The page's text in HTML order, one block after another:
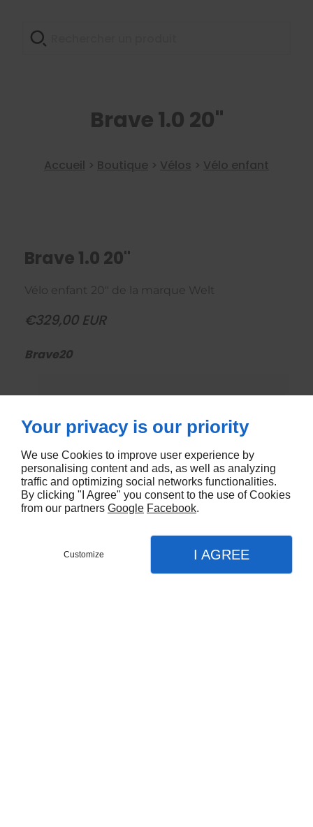
Brave 1.0 20"
Accueil > Boutique > Vélos > Vélo enfant
Brave 1.0 20"
Vélo enfant 20" de la marque Welt
€329,00 EUR
Brave20
Your privacy is our priority
We use Cookies to improve user experience by
personalising content and ads, as well as analyzing
traffic and optimizing social networks functionalities.
By clicking "I Agree" you consent to the use of Cookies
from our partners Google Facebook.
Customize I AGREE